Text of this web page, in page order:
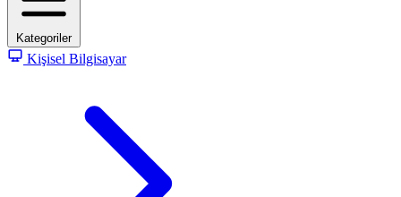
Kategoriler
Kişisel Bilgisayar